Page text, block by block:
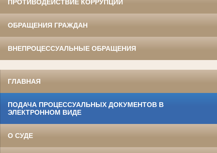
ПРОТИВОДЕЙСТВИЕ КОРРУПЦИИ
ОБРАЩЕНИЯ ГРАЖДАН
ВНЕПРОЦЕССУАЛЬНЫЕ ОБРАЩЕНИЯ
ГЛАВНАЯ
ПОДАЧА ПРОЦЕССУАЛЬНЫХ ДОКУМЕНТОВ В
ЭЛЕКТРОННОМ ВИДЕ
О СУДЕ